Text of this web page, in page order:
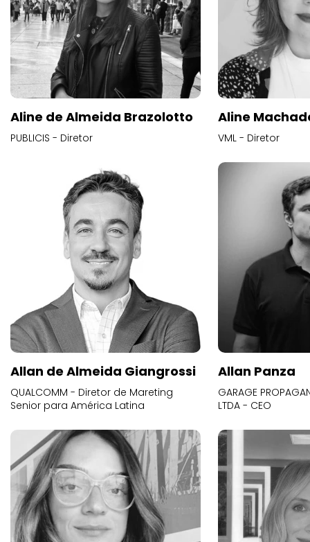
Aline de Almeida Brazolotto
PUBLICIS - Diretor
Aline
VML - Diretor
Allan de Almeida Giangrossi
QUALCOMM - Diretor de Mareting
Senior para América Latina
Allan Panza
GARAGE
LTDA - CEO